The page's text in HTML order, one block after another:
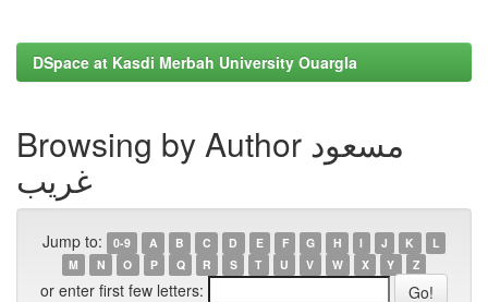
DSpace at Kasdi Merbah University Ouargla
Browsing by Author مسعود
غريب
Jump to: 0-9 A B C D E F G H I J K
L
M
N O P Q R S T U V W X Y Z
or enter first few letters: